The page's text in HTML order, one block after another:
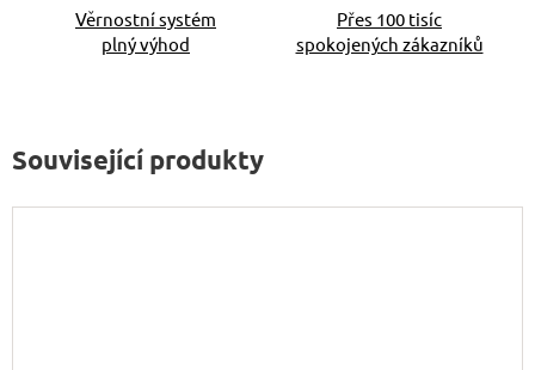
Věrnostní systém
plný výhod
Přes 100 tisíc
spokojených zákazníků
Související produkty